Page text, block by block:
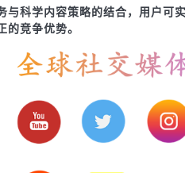
与科学内容策略的结合，用户可
竞争优势。